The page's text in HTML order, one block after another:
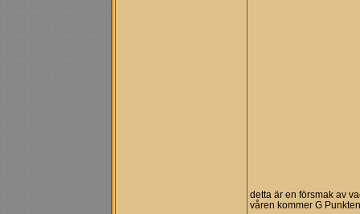
detta är en försmak av
våren kommer G